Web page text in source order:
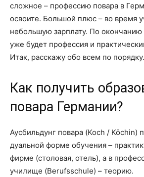
сложное – профессию повара в
освоите. Большой плюс – во время
небольшую зарплату. По окончанию
уже будет профессия и
Итак, расскажу обо всем по порядку.
Как получить
повара Германии?
Аусбильдунг повара (Koch / Köchin)
дуальной форме обучения –
фирме (столовая, отель), а в
училище (Berufsschule) – теорию.